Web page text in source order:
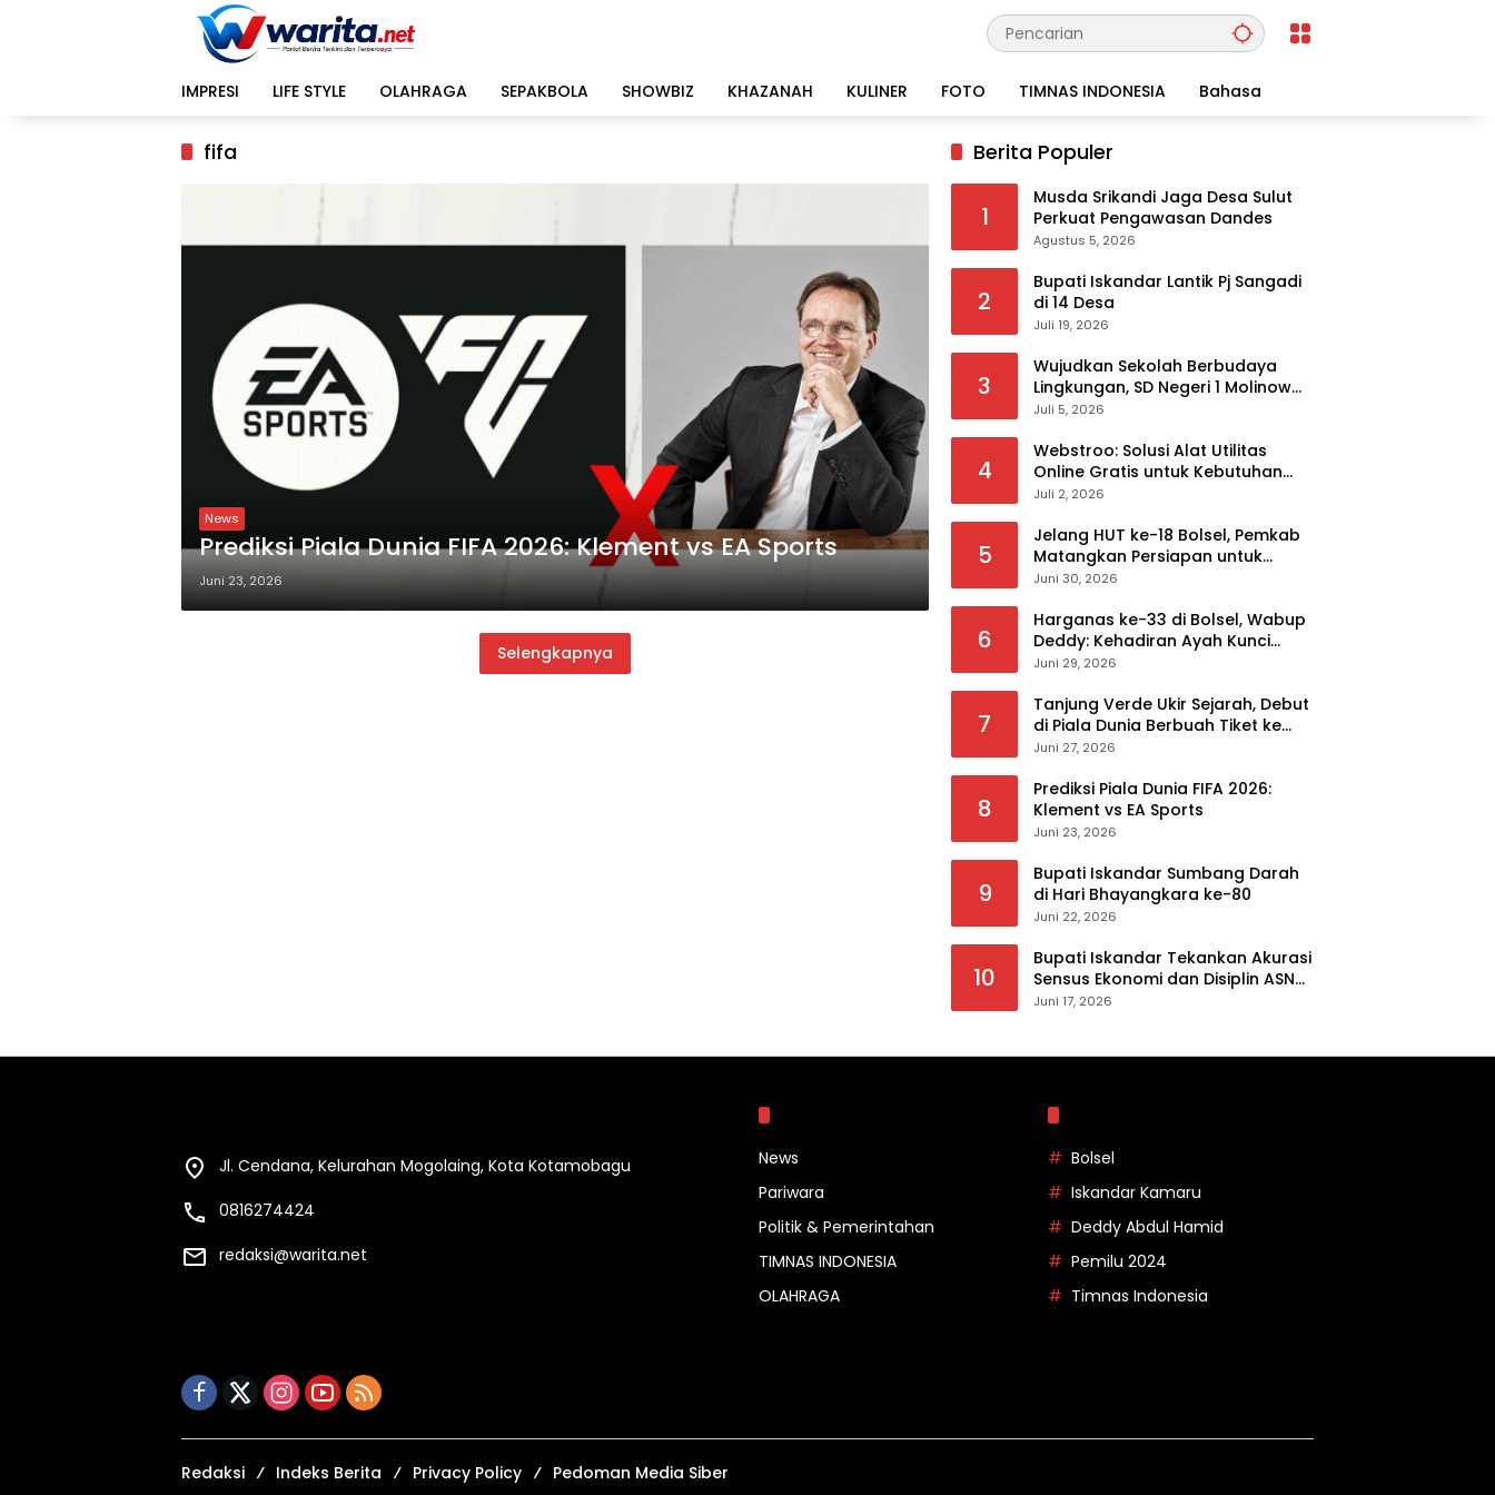
IMPRESI
LIFE STYLE OLAHRAGA SEPAKBOLA SHOWBIZ KHAZANAH KULINER FOTO TIMNAS INDONESIA Bahasa
fifa
News
Prediksi Piala Dunia FIFA 2026: Klement vs EA Sports
Juni 23, 2026
Selengkapnya
Berita Populer
1
Musda Srikandi Jaga Desa Sulut
Perkuat Pengawasan Dandes
Agustus 5, 2026
2
Bupati Iskandar Lantik Pj Sangadi
di 14 Desa
Juli 19, 2026
3
Wujudkan Sekolah Berbudaya
Lingkungan, SD Negeri 1 Molinow
sukses melaksanakan
dan Publikasi Program Sekolah
Adiwiyata
Juli 5, 2026
4
Webstroo: Solusi Alat Utilitas
Online Gratis untuk Kebutuhan
Akademis dan Profesional
Juli 2, 2026
5
Jelang HUT ke-18 Bolsel, Pemkab
Matangkan Persiapan untuk
Sukseskan Rangkaian Peringatan
Juni 30, 2026
6
Harganas ke-33 di Bolsel, Wabup
Deddy: Kehadiran Ayah Kunci
Mewujudkan Generasi Berkualitas
Juni 29, 2026
7
Tanjung Verde Ukir Sejarah, Debut
di Piala Dunia Berbuah Tiket ke
Babak 32 Besar
Juni 27, 2026
8
Prediksi Piala Dunia FIFA 2026:
Klement vs EA Sports
Juni 23, 2026
9
Bupati Iskandar Sumbang Darah
di Hari Bhayangkara ke-80
Juni 22, 2026
10
Bupati Iskandar Tekankan Akurasi
Sensus Ekonomi dan Disiplin ASN
pada Apel Korpri Pemkab Bolsel
Juni 17, 2026
Jl. Cendana, Kelurahan Mogolaing, Kota Kotamobagu
0816274424
redaksi@warita.net
News
Pariwara
Politik & Pemerintahan
TIMNAS INDONESIA
OLAHRAGA
Bolsel
Iskandar Kamaru
Deddy Abdul Hamid
Pemilu 2024
Timnas Indonesia
Redaksi Indeks Berita Privacy Policy Pedoman Media Siber